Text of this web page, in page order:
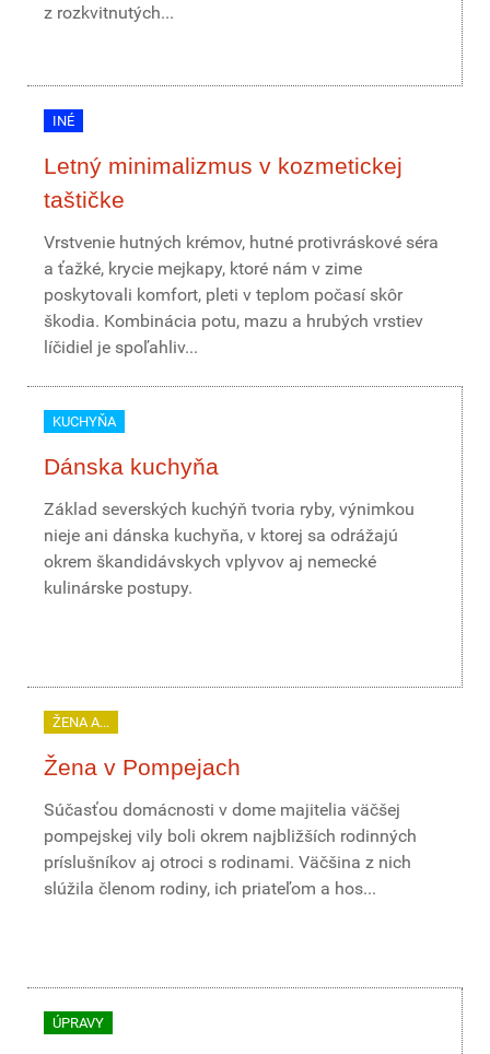
z rozkvitnutých...
INÉ
Letný minimalizmus v kozmetickej
taštičke
Vrstvenie hutných krémov, hutné protivráskové séra
a ťažké, krycie mejkapy, ktoré nám v zime
poskytovali komfort, pleti v teplom počasí skôr
škodia. Kombinácia potu, mazu a hrubých vrstiev
líčidiel je spoľahliv...
KUCHYŇA
Dánska kuchyňa
Základ severských kuchýň tvoria ryby, výnimkou
nieje ani dánska kuchyňa, v ktorej sa odrážajú
okrem škandidávskych vplyvov aj nemecké
kulinárske postupy.
ŽENA A...
Žena v Pompejach
Súčasťou domácnosti v dome majitelia väčšej
pompejskej vily boli okrem najbližších rodinných
príslušníkov aj otroci s rodinami. Väčšina z nich
slúžila členom rodiny, ich priateľom a hos...
ÚPRAVY